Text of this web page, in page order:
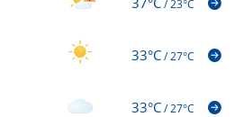
/23°C
33°C/27°C
33°C/27°C